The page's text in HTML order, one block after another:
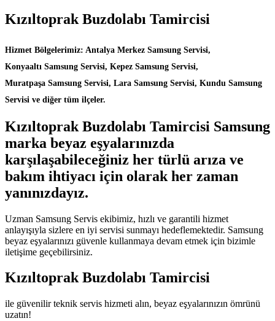
Kızıltoprak Buzdolabı Tamircisi
Hizmet Bölgelerimiz: Antalya Merkez Samsung Servisi,
Konyaaltı Samsung Servisi, Kepez Samsung Servisi,
Muratpaşa Samsung Servisi, Lara Samsung Servisi, Kundu Samsung
Servisi ve diğer tüm ilçeler.
Kızıltoprak Buzdolabı Tamircisi Samsung
marka beyaz eşyalarınızda
karşılaşabileceğiniz her türlü arıza ve
bakım ihtiyacı için olarak her zaman
yanınızdayız.
Uzman Samsung Servis ekibimiz, hızlı ve garantili hizmet
anlayışıyla sizlere en iyi servisi sunmayı hedeflemektedir. Samsung
beyaz eşyalarınızı güvenle kullanmaya devam etmek için bizimle
iletişime geçebilirsiniz.
Kızıltoprak Buzdolabı Tamircisi
ile güvenilir teknik servis hizmeti alın, beyaz eşyalarınızın ömrünü
uzatın!